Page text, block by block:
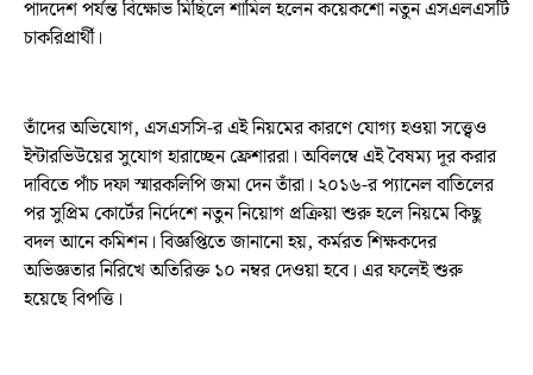
পাদদেশ পর্যন্ত বিক্ষোভ মিছিলে শামিল হলেন কয়েকশো নতুন এসএলএসটি
চাকরিপ্রার্থী।
তাঁদের অভিযোগ, এসএসসি-র এই নিয়মের কারণে যোগ্য হওয়া সত্ত্বেও
ইন্টারভিউয়ের সুযোগ হারাচ্ছেন ফ্রেশাররা। অবিলম্বে এই বৈষম্য দূর করার
দাবিতে পাঁচ দফা স্মারকলিপি জমা দেন তাঁরা। ২০১৬-র প্যানেল বাতিলের
পর সুপ্রিম কোর্টের নির্দেশে নতুন নিয়োগ প্রক্রিয়া শুরু হলে নিয়মে কিছু
বদল আনে কমিশন। বিজ্ঞপ্তিতে জানানো হয়, কর্মরত শিক্ষকদের
অভিজ্ঞতার নিরিখে অতিরিক্ত ১০ নম্বর দেওয়া হবে। এর ফলেই শুরু
হয়েছে বিপত্তি।